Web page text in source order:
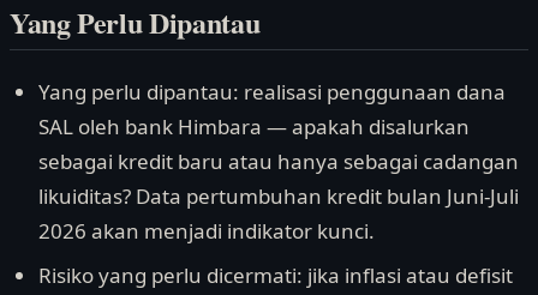
Yang Perlu Dipantau
Yang perlu dipantau: realisasi penggunaan dana
SAL oleh bank Himbara — apakah disalurkan
sebagai kredit baru atau hanya sebagai cadangan
likuiditas? Data pertumbuhan kredit bulan Juni-Juli
2026 akan menjadi indikator kunci.
Risiko yang perlu dicermati: jika inflasi atau defisit